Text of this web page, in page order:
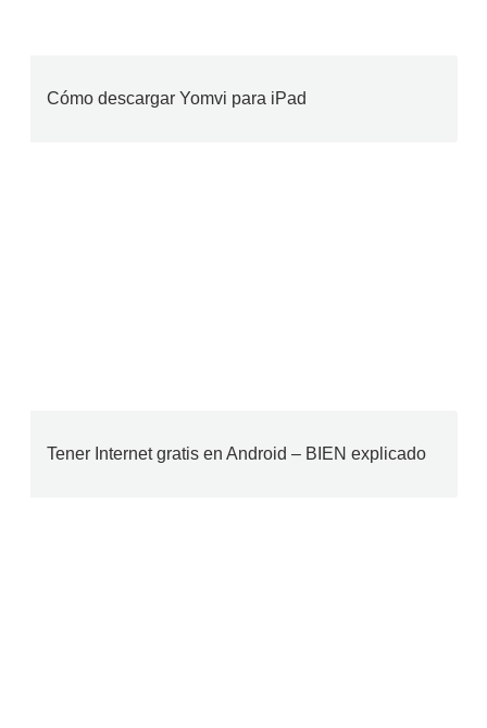
Cómo descargar Yomvi para iPad
Tener Internet gratis en Android – BIEN explicado